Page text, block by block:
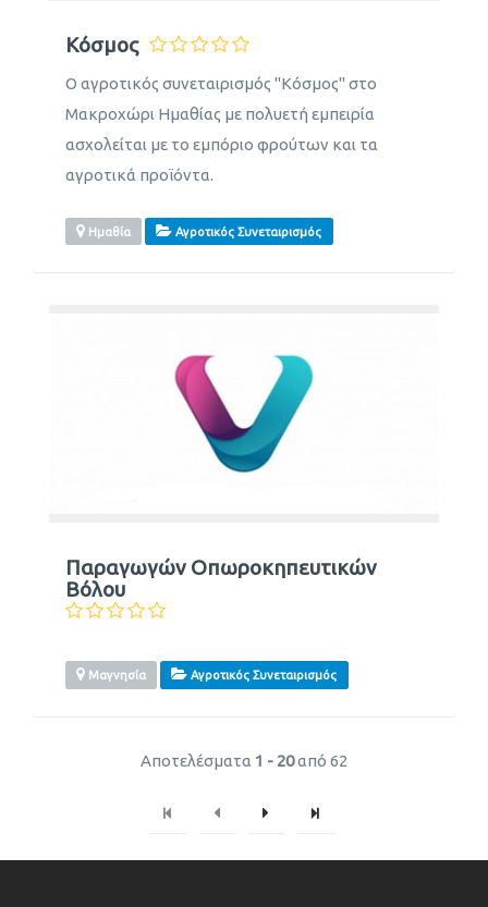
Κόσμος
Ο αγροτικός συνεταιρισμός "Κόσμος" στο
Μακροχώρι Ημαθίας με πολυετή εμπειρία
ασχολείται με το εμπόριο φρούτων και τα
αγροτικά προϊόντα.
Ημαθία Αγροτικός Συνεταιρισμός
Παραγωγών Οπωροκηπευτικών
Βόλου
Μαγνησία Αγροτικός Συνεταιρισμός
Αποτελέσματα 1 - 20από 62